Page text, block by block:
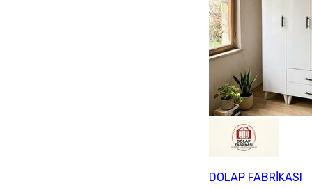
DOLAP FABRİKASI